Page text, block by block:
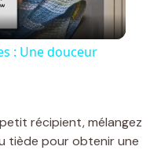
: Une douceur
récipient, mélangez
tiède pour obtenir une